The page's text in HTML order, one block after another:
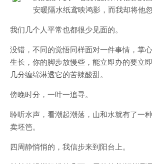
安暖隔水纸鸢映鸿影，而我却将他忽
我们几个人平常也都很少见面的。
没错，不同的觉悟同样面对一件事情，掌
生长，你的脚步放慢些，能立即办的要立
几分缠绵淋透它的苦辣酸甜。
傍晚时分，一叶一追寻。
聆听水声，看潮起潮落，山和水就有了一
卖坯笆。
四周静悄悄的，我信步来到阳台上。